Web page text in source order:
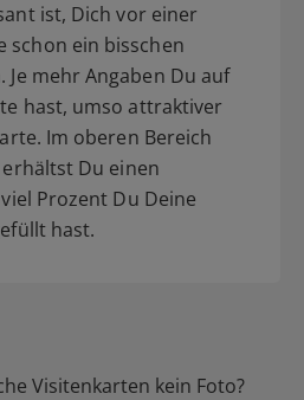
ist, Dich vor einer
schon ein bisschen
Je mehr Angaben Du auf
hast, umso attraktiver
Im oberen Bereich
Du einen
Prozent Du Deine
hast.
Visitenkarten kein Foto?